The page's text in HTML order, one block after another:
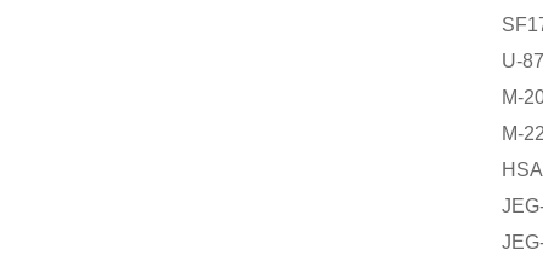
U-
M-
M-